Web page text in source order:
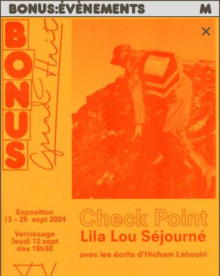
BONUS:ÉVÈNEMENTS M
✕